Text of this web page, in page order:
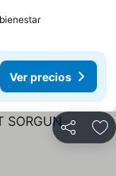
Ver precios
Ver precios
Compartir